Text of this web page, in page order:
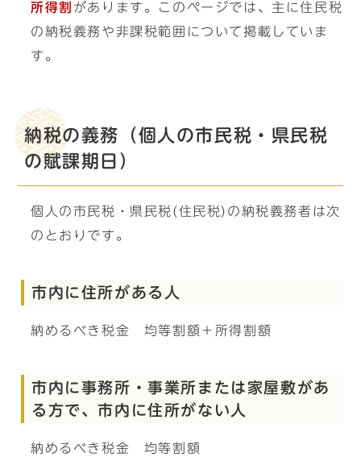
所得割 があります。このページでは、主に住民税
の納税義務や非課税範囲について掲載していま
す。
納税の義務（個人の市民税・県民税
の賦課期日）
個人の市民税・県民税(住民税)の納税義務者は次
のとおりです。
市内に住所がある人
納めるべき税金 均等割額＋所得割額
市内に事務所・事業所または家屋敷があ
る方で、市内に住所がない人
納めるべき税金 均等割額